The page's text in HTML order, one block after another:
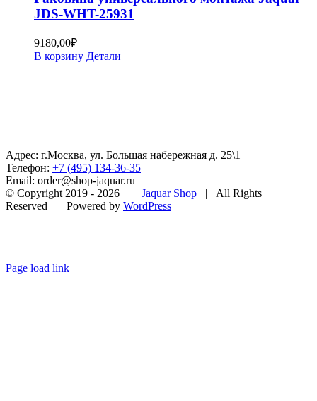
JDS-WHT-25931
9180,00₽
В корзину Детали
Адрес: г.Москва, ул. Большая набережная д. 25\1
Телефон: +7 (495) 134-36-35
Email: order@shop-jaquar.ru
© Copyright 2019 - 2026 | Jaquar Shop | All Rights
Reserved | Powered by WordPress
Page load link